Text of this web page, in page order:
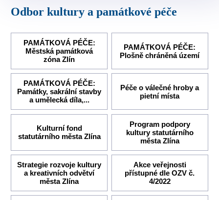
vyřídit Potřebuji zaplatit
Odbor kultury a památkové péče
PAMÁTKOVÁ PÉČE:
Městská památková
zóna Zlín
PAMÁTKOVÁ PÉČE:
Plošně chráněná území
PAMÁTKOVÁ PÉČE:
Památky, sakrální stavby
a umělecká díla,...
Péče o válečné hroby a
pietní místa
Kulturní fond
statutárního města Zlína
Program podpory
kultury statutárního
města Zlína
Strategie rozvoje kultury
a kreativních odvětví
města Zlína
Akce veřejnosti
přístupné dle OZV č.
4/2022